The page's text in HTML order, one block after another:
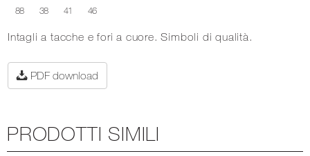
88 38 41 46
Intagli a tacche e fori a cuore. Simboli di qualità.
PDF download
PRODOTTI SIMILI